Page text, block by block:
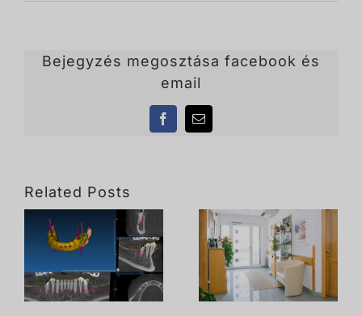
Bejegyzés megosztása facebook és
email
FacebookEmail
Related Posts